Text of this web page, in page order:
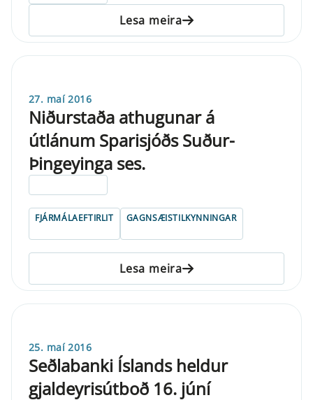
Lesa meira
27. maí 2016
Niðurstaða athugunar á
útlánum Sparisjóðs Suður-
Þingeyinga ses.
FJÁRMÁLAEFTIRLIT GAGNSÆISTILKYNNINGAR
Lesa meira
25. maí 2016
Seðlabanki Íslands heldur
gjaldeyrisútboð 16. júní